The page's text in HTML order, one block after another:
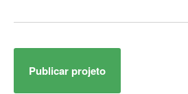
ADO.NET Entity Framework
Publicar projeto